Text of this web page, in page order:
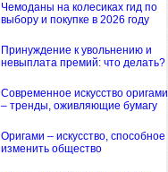
Чемоданы на колесиках гид по
выбору и покупке в 2026 году
Принуждение к увольнению и
невыплата премий: что делать?
Современное искусство оригами
– тренды, оживляющие бумагу
Оригами – искусство, способное
изменить общество